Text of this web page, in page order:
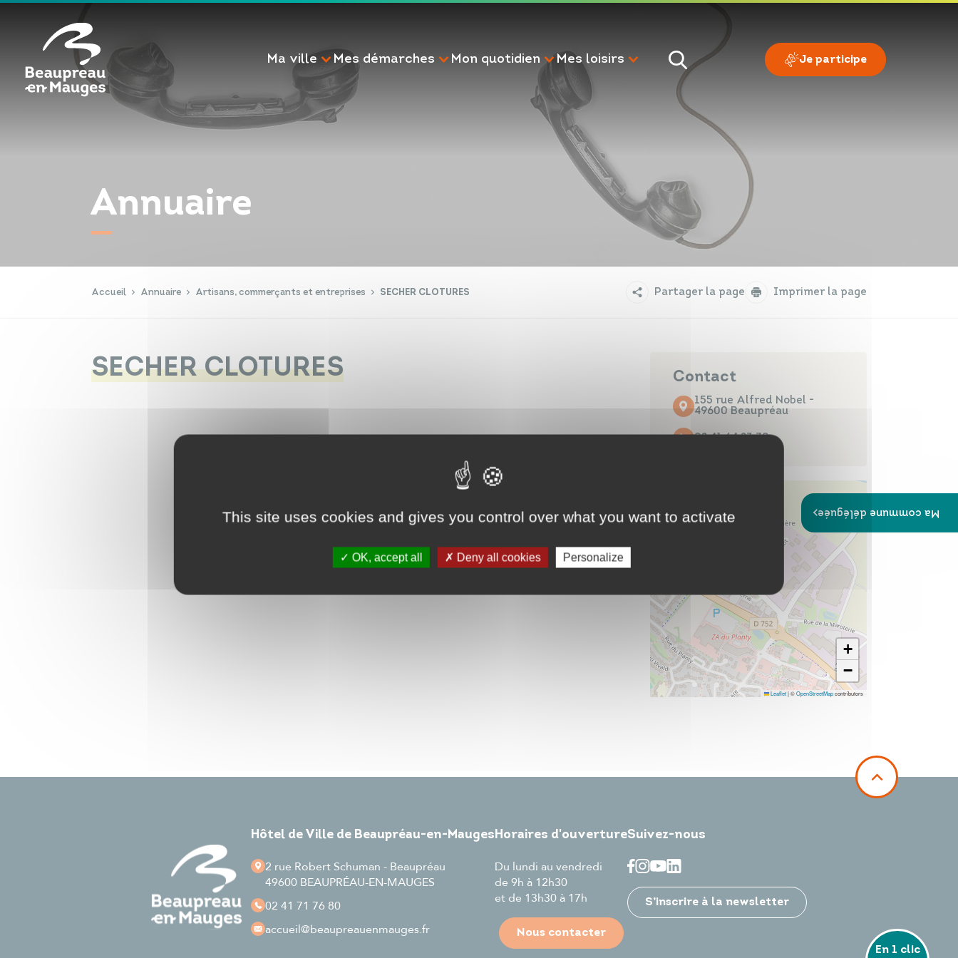
Ma ville Mes démarches Mon quotidien Mes loisirs Je participe
Annuaire
Accueil Annuaire Artisans, commerçants et entreprises SECHER CLOTURES Partager la page Imprimer la page
SECHER CLOTURES Contact
155 rue Alfred Nobel -
49600 Beaupréau
02 41 64 23 79
+
−
Leaflet|©OpenStreetMapcontributors
Hôtel de Ville de Beaupréau-en-Mauges
2 rue Robert Schuman - Beaupréau
49600 BEAUPRÉAU-EN-MAUGES
02 41 71 76 80
accueil@beaupreauenmauges.fr
Horaires d'ouverture
Du lundi au vendredi
de 9h à 12h30
et de 13h30 à 17h
Nous contacter
Suivez-nous
S’inscrire à la newsletter
Ma commune déléguée
Infos travaux
En 1 clic
Cookies management panel
This site uses cookies and gives you control over what you want to activate
OK, accept all Deny all cookies Personalize